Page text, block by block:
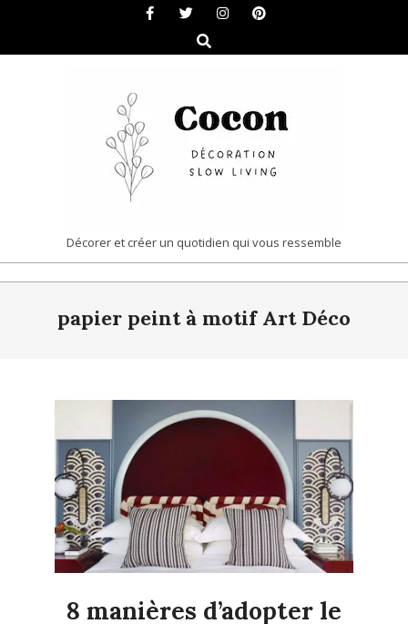
content
Search
COCON
|
DÉCORATION
LIVING
Décorer et créer un quotidien qui vous ressemble
Navigationpapier peint à motif Art Déco
8 manières d’adopter le